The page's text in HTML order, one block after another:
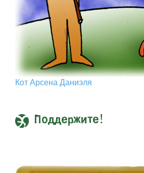
Кот Арcена Даниэля
Поддержите!